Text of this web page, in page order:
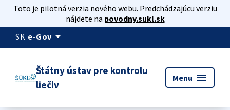
Toto je pilotná verzia nového webu. Predchádzajúcu verziu
nájdete na povodny.sukl.sk
SK e-Gov arrow_drop_down
Štátny ústav pre kontrolu
liečiv
Menu menu